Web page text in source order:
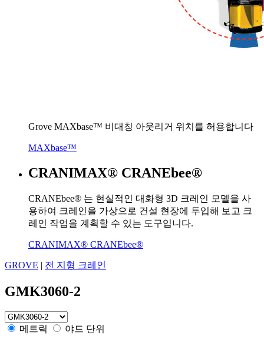
Grove MAXbase™ 비대칭 아웃리거 위치를 허용합니다
MAXbase™
CRANIMAX® CRANEbee®
CRANEbee® 는 현실적인 대화형 3D 크레인 모델을 사
용하여 크레인을 가상으로 건설 현장에 투입해 보고 크
레인 작업을 계획할 수 있는 도구입니다.
CRANIMAX® CRANEbee®
GROVE | 전 지형 크레인
GMK3060-2
메트릭 야드 단위